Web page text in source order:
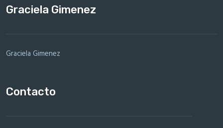
Graciela Gimenez
Graciela Gimenez
Contacto